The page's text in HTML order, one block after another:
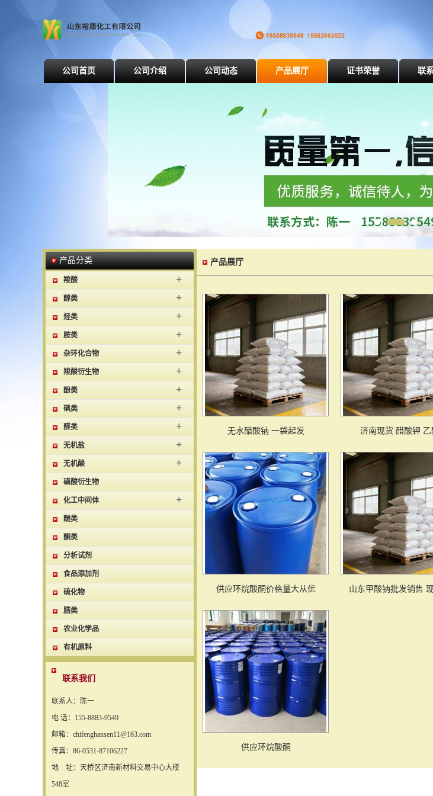
公司首页 公司介绍 公司动态 产品展厅 证书荣誉 联
产品分类
羧酸 +
醇类 +
烃类 +
胺类 +
杂环化合物 +
羧酸衍生物 +
酚类 +
砜类 +
醛类 +
无机盐 +
无机酸 +
磺酸衍生物
化工中间体 +
醚类
酮类
分析试剂
食品添加剂
硫化物
腈类
农业化学品
有机原料
联系我们
联系人：陈一
电 话：155-8883-9549
邮箱：chifenghansen11@163.com
传真：86-0531-87106227
地 址：天桥区济南新材料交易中心大楼
548室
产品展厅
无水醋酸钠 一袋起发 济南现货 醋酸钾 乙
供应环烷酸酮价格量大从优 山东甲酸钠批发销售
供应环烷酸酮